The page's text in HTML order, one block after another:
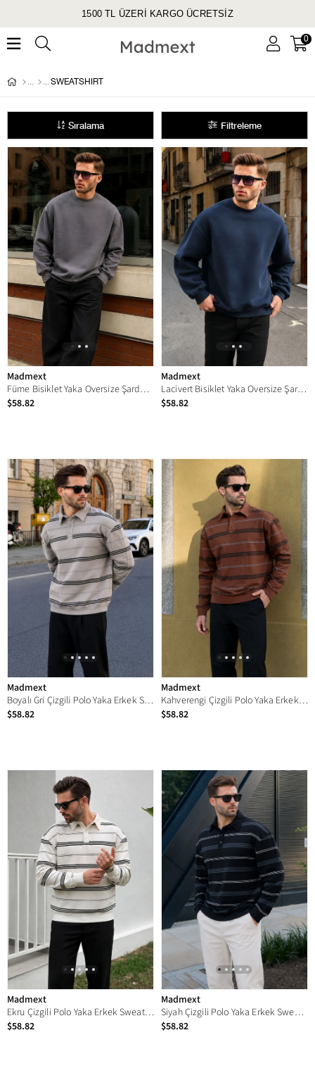
1500 TL ÜZERİ KARGO ÜCRETSİZ
0
SWEATSHIRT
Filtreleme
Sıralama
Madmext
Füme Bisiklet Yaka Oversize Şardonlu Basic Erkek Sweatshirt 6048
$58.82
Madmext
Lacivert Bisiklet Yaka Oversize Şardonlu Basic Erkek Sweatshirt 6048
$58.82
Madmext
Boyalı Gri Çizgili Polo Yaka Erkek Sweatshirt E7172
$58.82
Madmext
Kahverengi Çizgili Polo Yaka Erkek Sweatshirt E7172
$58.82
Madmext
Ekru Çizgili Polo Yaka Erkek Sweatshirt E7172
$58.82
Madmext
Siyah Çizgili Polo Yaka Erkek Sweatshirt E7172
$58.82